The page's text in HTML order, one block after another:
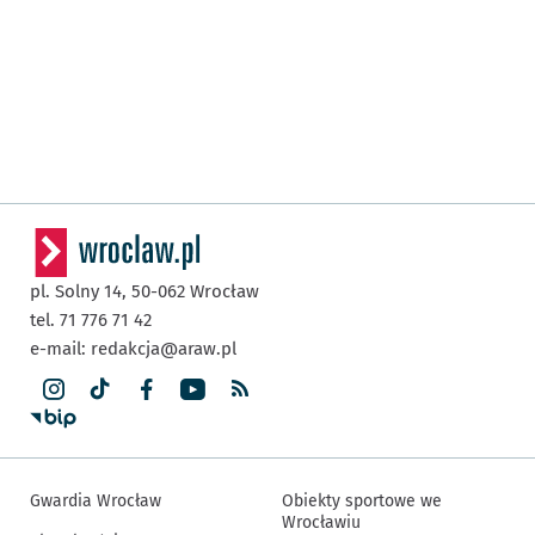
pl. Solny 14, 50-062 Wrocław
tel. 71 776 71 42
e-mail: redakcja@araw.pl
Gwardia Wrocław
Obiekty sportowe we
Wrocławiu